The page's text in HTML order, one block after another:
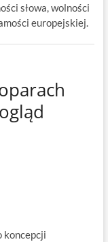
słowa, wolności
europejskiej.
koncepcji